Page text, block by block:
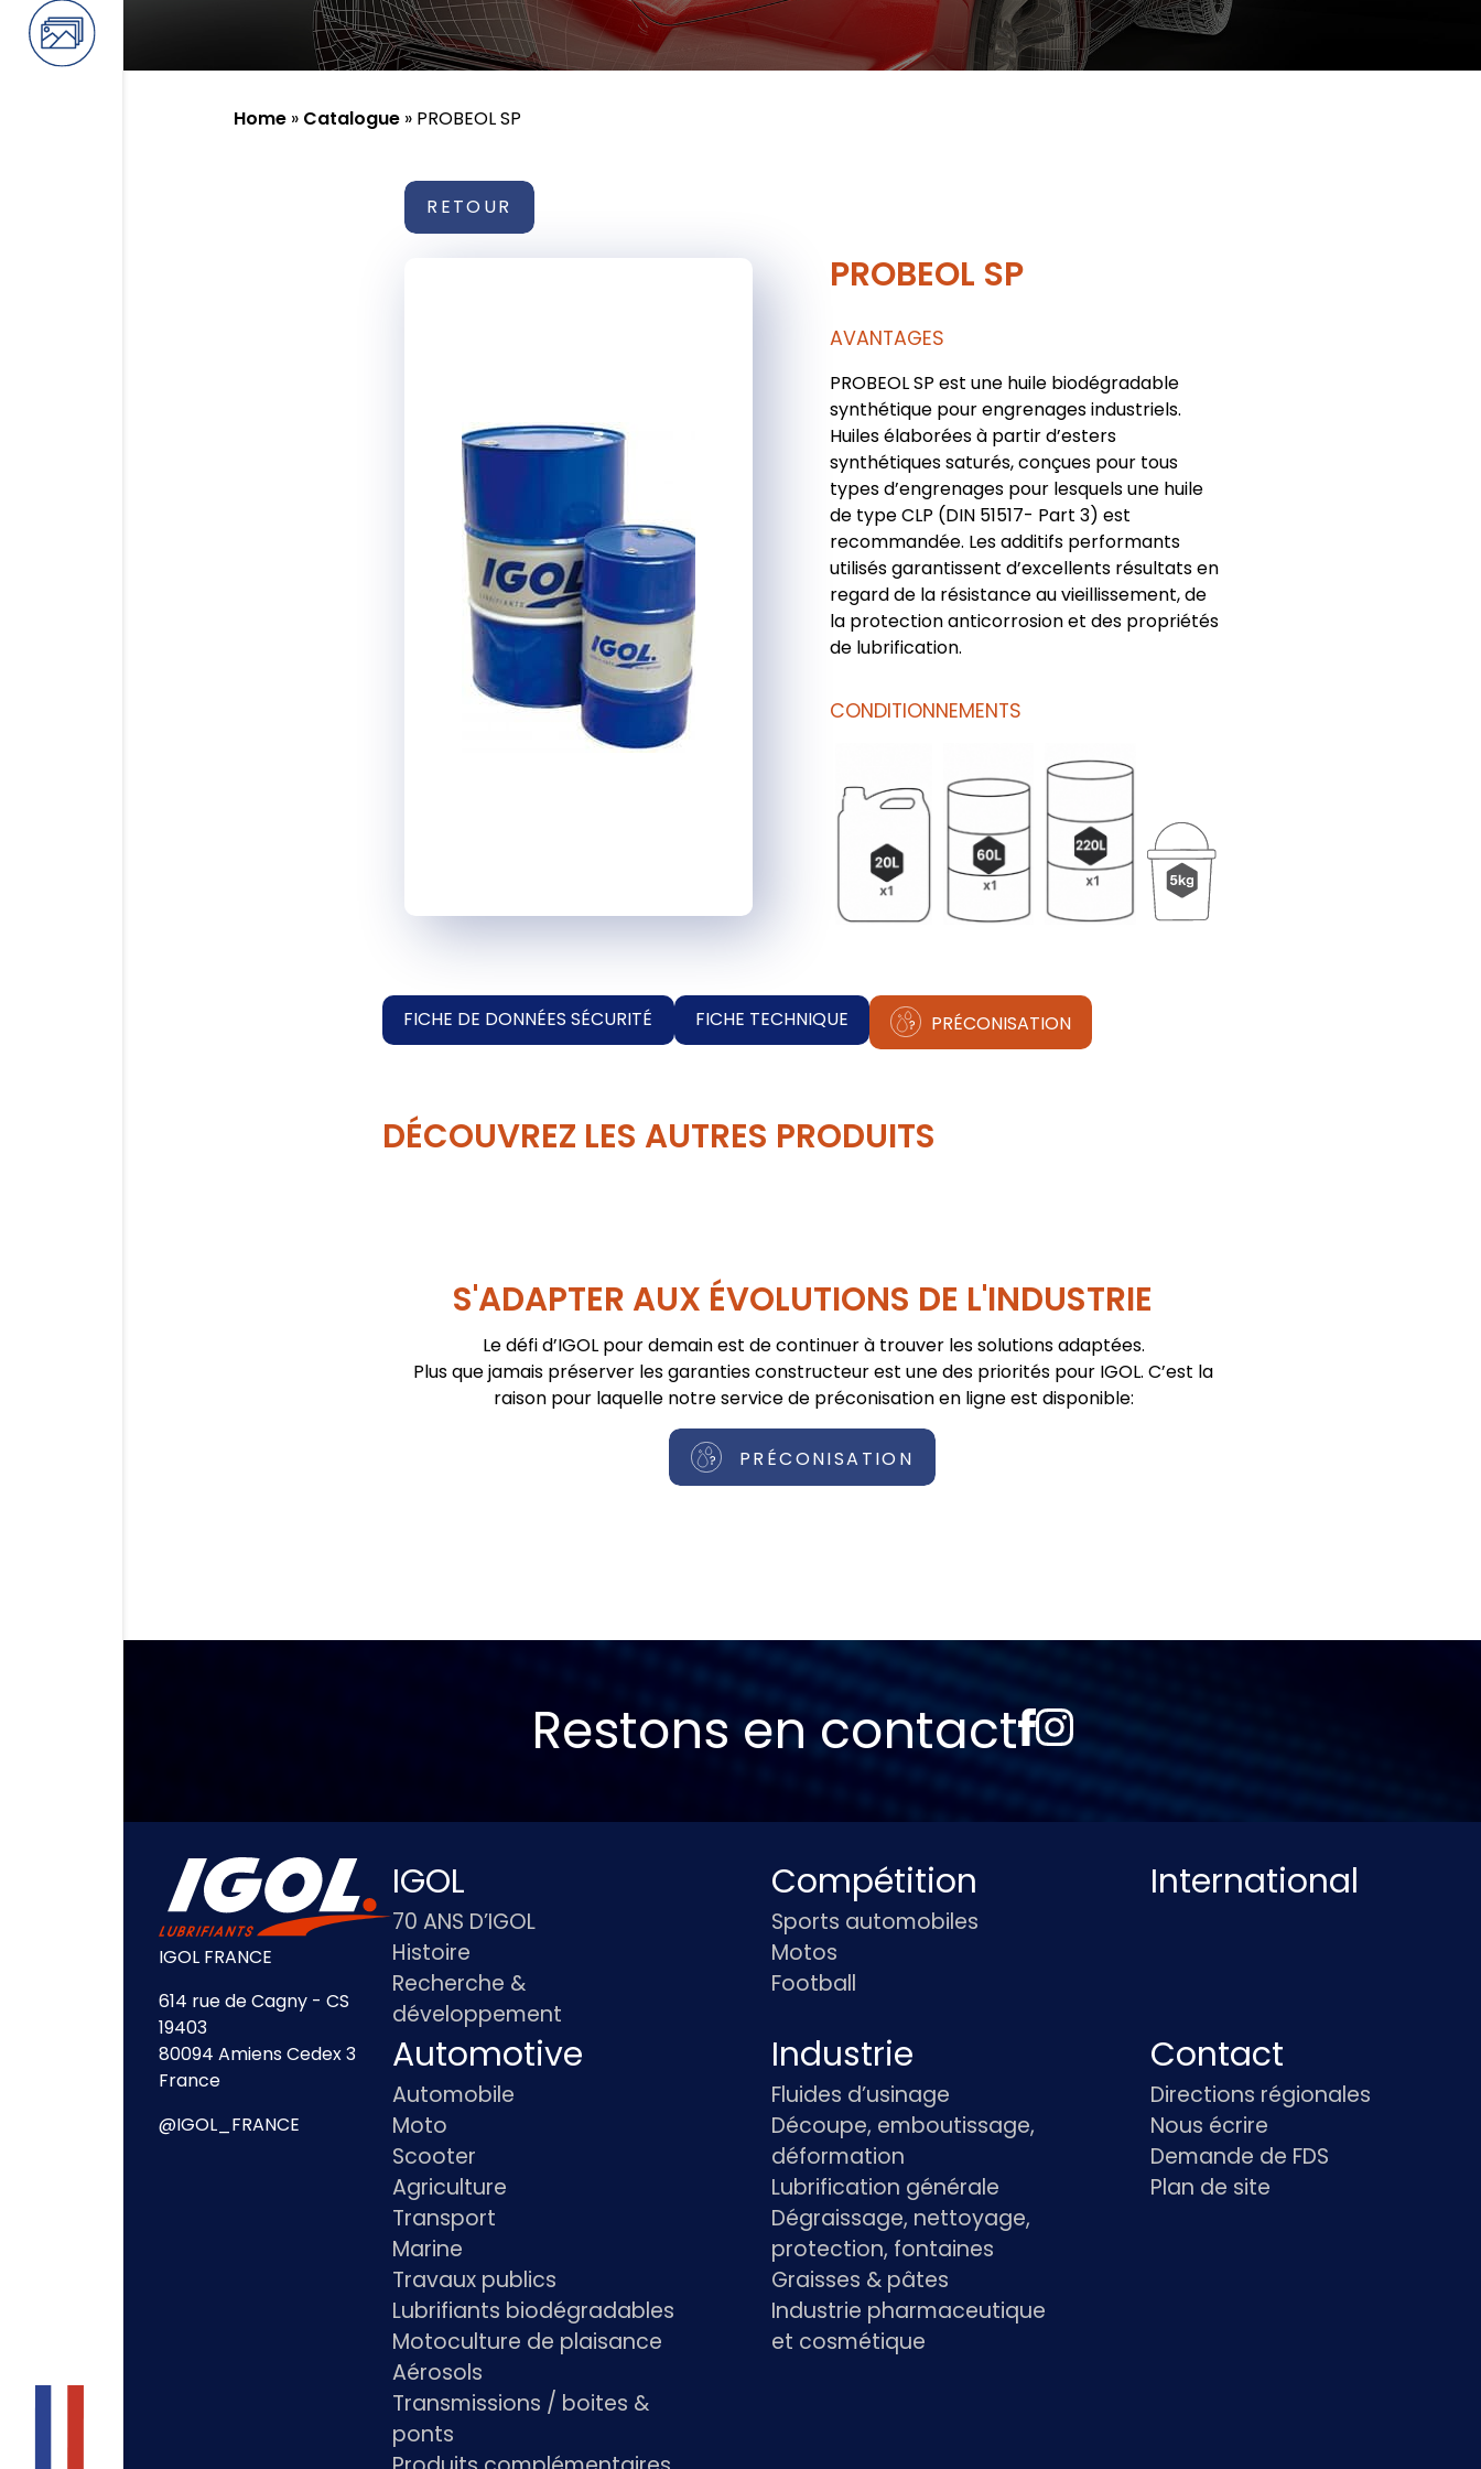
Home » Catalogue » PROBEOL SP
RETOUR
PROBEOL SP
AVANTAGES
PROBEOL SP est une huile biodégradable
synthétique pour engrenages industriels.
Huiles élaborées à partir d’esters
synthétiques saturés, conçues pour tous
types d’engrenages pour lesquels une huile
de type CLP (DIN 51517- Part 3) est
recommandée. Les additifs performants
utilisés garantissent d’excellents résultats en
regard de la résistance au vieillissement, de
la protection anticorrosion et des propriétés
de lubrification.
CONDITIONNEMENTS
FICHE DE DONNÉES SÉCURITÉ FICHE TECHNIQUE PRÉCONISATION
DÉCOUVREZ LES AUTRES PRODUITS
S'ADAPTER AUX ÉVOLUTIONS DE L'INDUSTRIE
Le défi d’IGOL pour demain est de continuer à trouver les solutions adaptées.
Plus que jamais préserver les garanties constructeur est une des priorités pour IGOL. C’est la
raison pour laquelle notre service de préconisation en ligne est disponible:
PRÉCONISATION
Restons en contact
IGOL FRANCE
614 rue de Cagny - CS
19403
80094 Amiens Cedex 3
France
@IGOL_FRANCE
IGOL
70 ANS D’IGOL
Histoire
Recherche &
développement
Compétition
Sports automobiles
Motos
Football
International
Automotive
Automobile
Moto
Scooter
Agriculture
Transport
Marine
Travaux publics
Lubrifiants biodégradables
Motoculture de plaisance
Aérosols
Transmissions / boites &
ponts
Industrie
Fluides d’usinage
Découpe, emboutissage,
déformation
Lubrification générale
Dégraissage, nettoyage,
protection, fontaines
Graisses & pâtes
Industrie pharmaceutique
et cosmétique
Contact
Directions régionales
Nous écrire
Demande de FDS
Plan de site